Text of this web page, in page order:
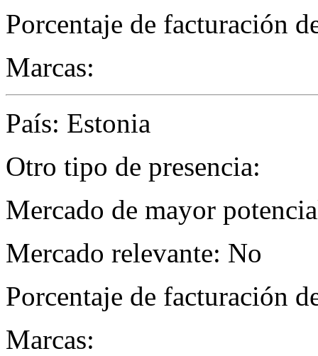
Porcentaje de facturación
Marcas:
País: Estonia
Otro tipo de presencia:
Mercado de mayor
Mercado relevante: No
Porcentaje de facturación
Marcas: